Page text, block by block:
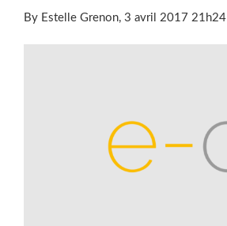
By Estelle Grenon, 3 avril 2017 21h24